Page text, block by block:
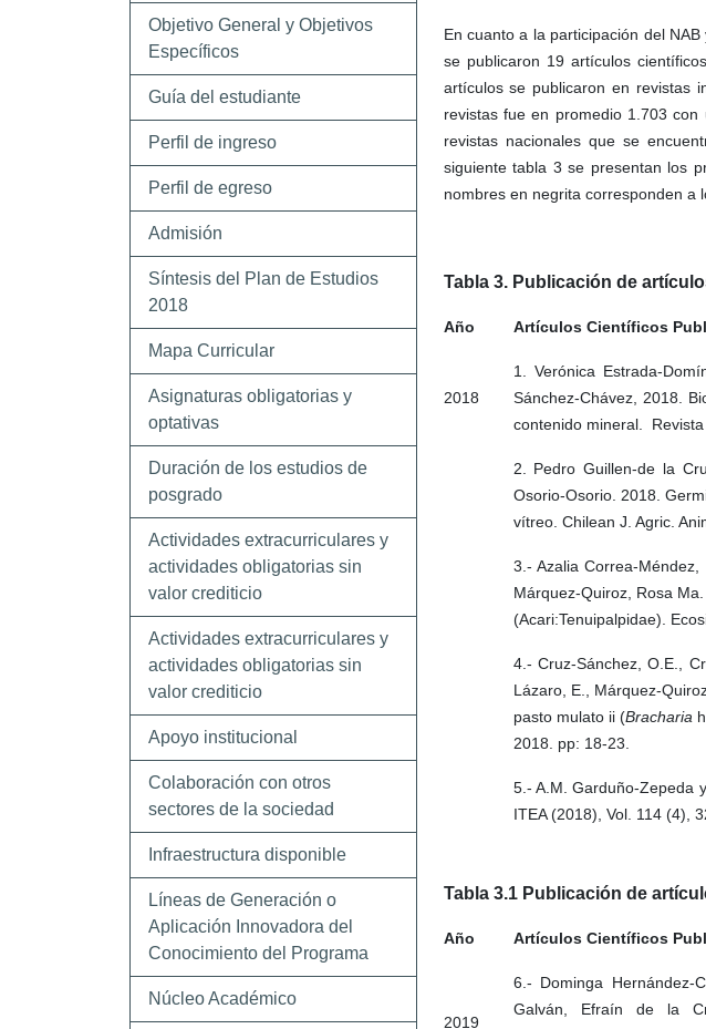
Objetivo General y Objetivos
Específicos
Guía del estudiante
Perfil de ingreso
Perfil de egreso
Admisión
Síntesis del Plan de Estudios
2018
Mapa Curricular
Asignaturas obligatorias y
optativas
Duración de los estudios de
posgrado
Actividades extracurriculares y
actividades obligatorias sin
valor crediticio
Actividades extracurriculares y
actividades obligatorias sin
valor crediticio
Apoyo institucional
Colaboración con otros
sectores de la sociedad
Infraestructura disponible
Líneas de Generación o
Aplicación Innovadora del
Conocimiento del Programa
Núcleo Académico
En cuanto a la participación del
se publicaron 19 artículos
artículos se publicaron en revistas
revistas fue en promedio 1.703
revistas nacionales que se
siguiente tabla 3 se presentan los
nombres en negrita corresponden a
Tabla 3. Publicación de
Año Artículos Científicos
2018
1. Verónica Estrada-
Sánchez-Chávez, 2018.
contenido mineral.
2. Pedro Guillen-de la
Osorio-Osorio. 2018.
vítreo. Chilean J. Agric.
3.- Azalia Correa-
Márquez-Quiroz, Rosa
(Acari:Tenuipalpidae).
4.- Cruz-Sánchez, O.E.,
Lázaro, E., Márquez-
pasto mulato ii (Bracharia
2018. pp: 18-23.
5.- A.M. Garduño-Zepeda
ITEA (2018), Vol. 114 (4),
Tabla 3.1 Publicación de
Año Artículos Científicos
2019
6.- Dominga Hernández-
Galván, Efraín de la